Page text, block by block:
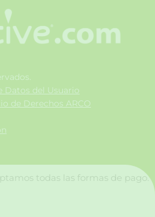
Datos del Usuario
de Derechos ARCO
todas las formas de pago.